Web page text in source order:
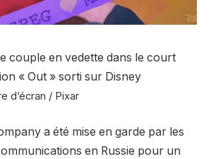
couple en vedette dans le court
« Out » sorti sur Disney
d’écran / Pixar
a été mise en garde par les
en Russie pour un